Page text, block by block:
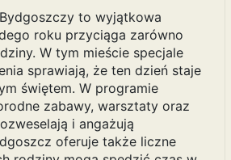
to wyjątkowa
roku przyciąga zarówno
W tym mieście specjale
sprawiają, że ten dzień staje
świętem. W programie
zabawy, warsztaty oraz
i angażują
oferuje także liczne